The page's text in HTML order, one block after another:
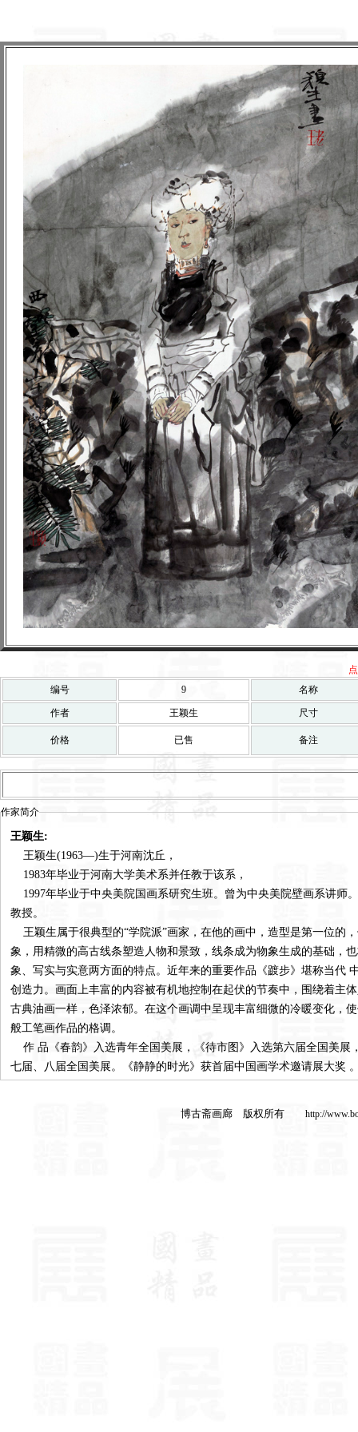
编号
9 名称
作者 王颖生 尺寸
价格 已售 备注
作家简介
王颖生:
王颖生(1963—)生于河南沈丘，
1983年毕业于河南大学美术系并任教于该系，
1997年毕业于中央美院国画系研究生班。曾为中央美院壁画系讲师
教授。
王颖生属于很典型的“学院派”画家，在他的画中，造型是第一位的
象，用精微的高古线条塑造人物和景致，线条成为物象生成的基础，
象、写实与实意两方面的特点。近年来的重要作品《踱步》堪称当代
创造力。画面上丰富的内容被有机地控制在起伏的节奏中，围绕着主
古典油画一样，色泽浓郁。在这个画调中呈现丰富细微的冷暖变化，
般工笔画作品的格调。
作 品《春韵》入选青年全国美展，《待市图》入选第六届全国美展
七届、八届全国美展。《静静的时光》获首届中国画学术邀请展大奖
博古斋画廊 版权所有 http://